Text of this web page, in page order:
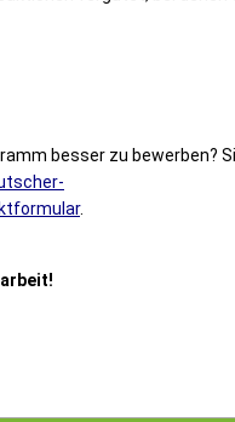
besser zu bewerben?
.